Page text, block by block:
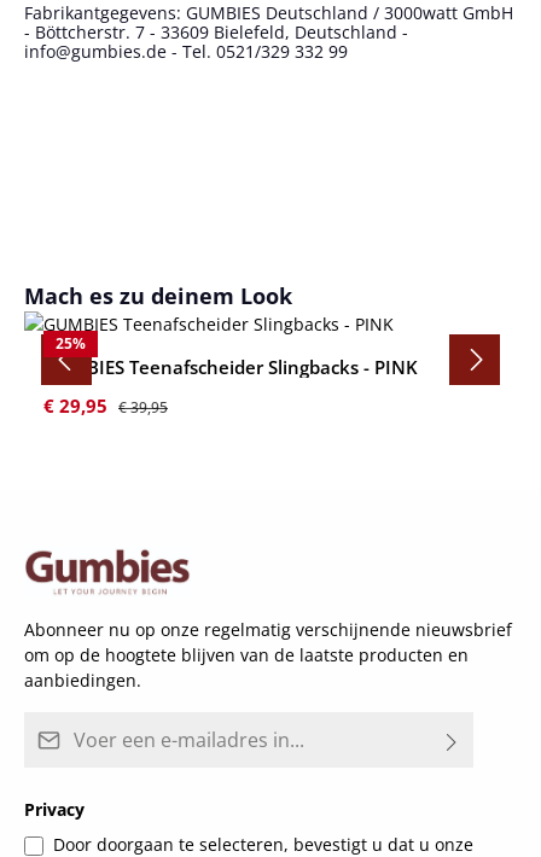
Fabrikantgegevens: GUMBIES Deutschland / 3000watt GmbH
- Böttcherstr. 7 - 33609 Bielefeld, Deutschland -
info@gumbies.de - Tel. 0521/329 332 99
Productgalerij overslaan
Mach es zu deinem Look
25%
GUMBIES Teenafscheider Slingbacks - PINK
Verkoopprijs:
€ 29,95 Normale prijs:
€ 39,95
Abonneer nu op onze regelmatig verschijnende nieuwsbrief
om op de hoogtete blijven van de laatste producten en
aanbiedingen.
Privacy
Door doorgaan te selecteren, bevestigt u dat u onze